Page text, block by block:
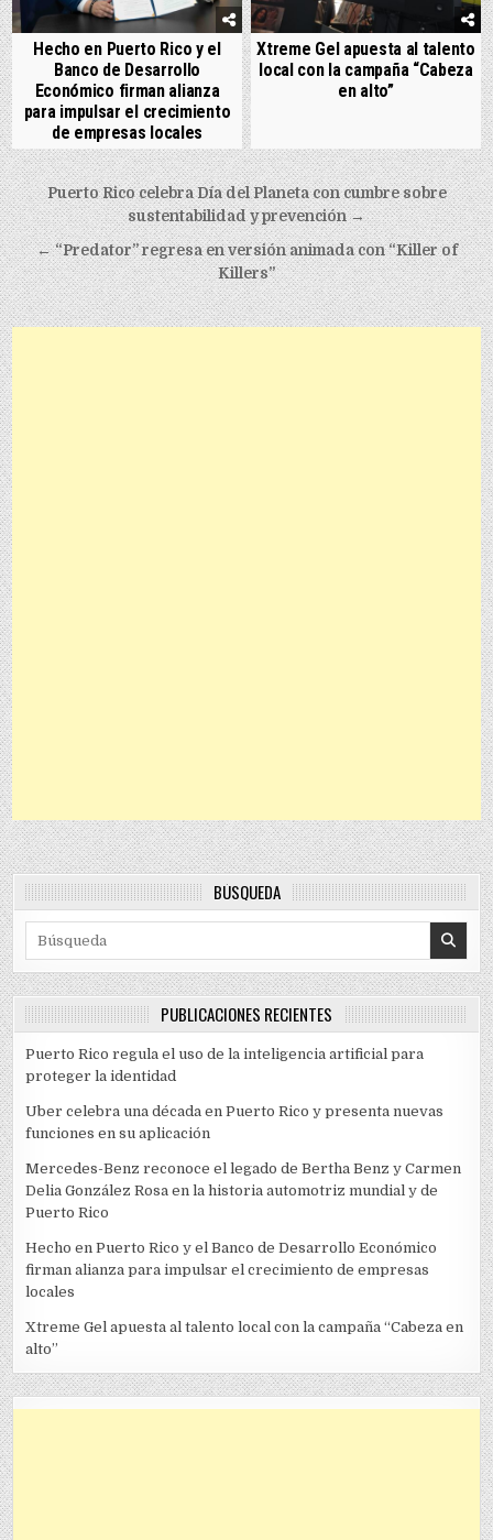
Hecho en Puerto Rico y el
Banco de Desarrollo
Económico firman alianza
para impulsar el crecimiento
de empresas locales
Xtreme Gel apuesta al talento
local con la campaña “Cabeza
en alto”
Post navigation
Puerto Rico celebra Día del Planeta con cumbre sobre
sustentabilidad y prevención →
← “Predator” regresa en versión animada con “Killer of
Killers”
BÚSQUEDA
PUBLICACIONES RECIENTES
Puerto Rico regula el uso de la inteligencia artificial para
proteger la identidad
Uber celebra una década en Puerto Rico y presenta nuevas
funciones en su aplicación
Mercedes-Benz reconoce el legado de Bertha Benz y Carmen
Delia González Rosa en la historia automotriz mundial y de
Puerto Rico
Hecho en Puerto Rico y el Banco de Desarrollo Económico
firman alianza para impulsar el crecimiento de empresas
locales
Xtreme Gel apuesta al talento local con la campaña “Cabeza en
alto”